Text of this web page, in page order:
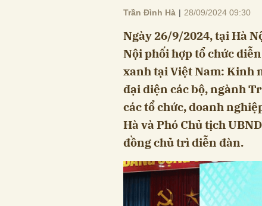
Trần Đình Hà | 28/09/2024 09:30
Ngày 26/9/2024, tại Hà
Nội phối hợp tổ chức
xanh tại Việt Nam: Kinh
đại diện các bộ, ngành
các tổ chức, doanh
Hà và Phó Chủ tịch
đồng chủ trì diễn đàn.